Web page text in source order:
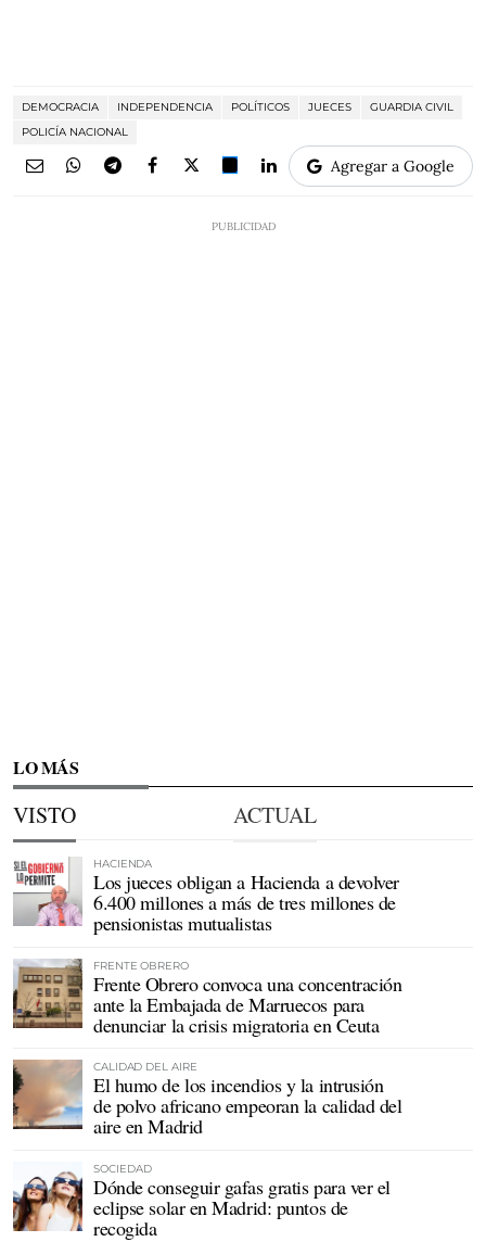
DEMOCRACIA INDEPENDENCIA POLÍTICOS JUECES
GUARDIA CIVIL
POLICÍA NACIONAL
Agregar a Google
LO MÁS
VISTO ACTUAL
HACIENDA
Los jueces obligan a Hacienda a devolver
6.400 millones a más de tres millones de
pensionistas mutualistas
FRENTE OBRERO
Frente Obrero convoca una concentración
ante la Embajada de Marruecos para
denunciar la crisis migratoria en Ceuta
CALIDAD DEL AIRE
El humo de los incendios y la intrusión
de polvo africano empeoran la calidad del
aire en Madrid
SOCIEDAD
Dónde conseguir gafas gratis para ver el
eclipse solar en Madrid: puntos de
recogida